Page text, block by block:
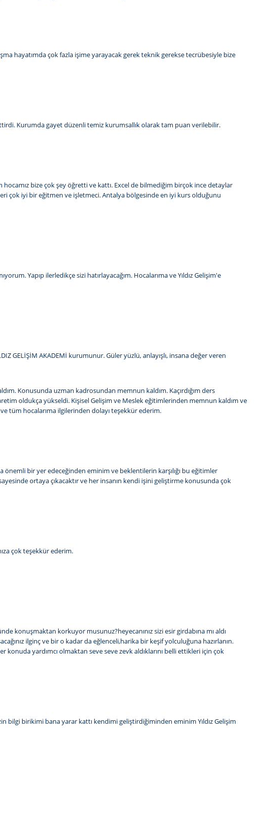
hayatımda çok fazla işime yarayacak gerek teknik gerekse tecrübesiyle bize
Kurumda gayet düzenli temiz kurumsallık olarak tam puan verilebilir.
hocamız bize çok şey öğretti ve kattı. Excel de bilmediğim birçok ince detaylar
çok iyi bir eğitmen ve işletmeci. Antalya bölgesinde en iyi kurs olduğunu
Yapıp ilerledikçe sizi hatırlayacağım. Hocalarıma ve Yıldız Gelişim'e
GELİŞİM AKADEMİ kurumunur. Güler yüzlü, anlayışlı, insana değer veren
Konusunda uzman kadrosundan memnun kaldım. Kaçırdığım ders
oldukça yükseldi. Kişisel Gelişim ve Meslek eğitimlerinden memnun kaldım ve
tüm hocalarıma ilgilerinden dolayı teşekkür ederim.
önemli bir yer edeceğinden eminim ve beklentilerin karşılığı bu eğitimler
ortaya çıkacaktır ve her insanın kendi işini geliştirme konusunda çok
çok teşekkür ederim.
konuşmaktan korkuyor musunuz?heyecanınız sizi esir girdabına mı aldı
ilginç ve bir o kadar da eğlenceli,harika bir keşif yolculuğuna hazırlanın.
yardımcı olmaktan seve seve zevk aldıklarını belli ettikleri için çok
bilgi birikimi bana yarar kattı kendimi geliştirdiğiminden eminim Yıldız Gelişim